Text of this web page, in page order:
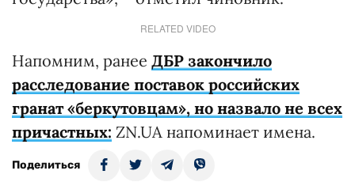
RELATED VIDEO
Напомним, ранее ДБР закончило
расследование поставок российских
гранат «беркутовцам», но назвало не всех
причастных: ZN.UA напоминает имена.
Поделиться